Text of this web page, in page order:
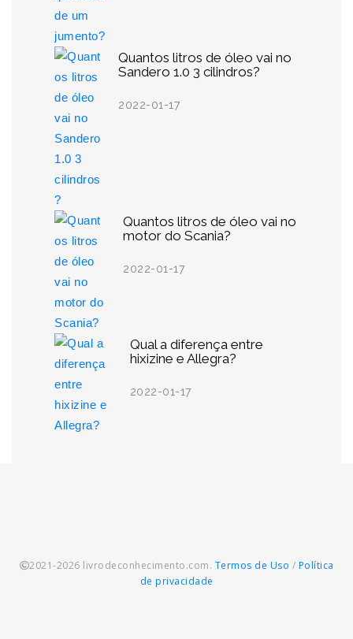
Quantos litros de óleo vai no
Sandero 1.0 3 cilindros?
2022-01-17
Quantos litros de óleo vai no
motor do Scania?
2022-01-17
Qual a diferença entre
hixizine e Allegra?
2022-01-17
2021-2026 livrodeconhecimento.com. Termos de Uso / Política
de privacidade